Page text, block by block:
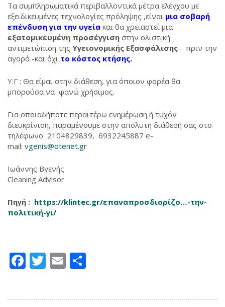
Τα συμπληρωματικά περιβαλλοντικά μέτρα ελέγχου με
εξειδικευμένες τεχνολογίες πρόληψης ,είναι μια σοβαρή
επένδυση για την υγεία και θα χρειαστεί μια
εξατομικευμένη προσέγγιση στην ολιστική
αντιμετώπιση της Υγειονομικής Εξασφάλισης– πριν την
αγορά -και όχι το κόστος κτήσης.
Υ.Γ : Θα είμαι στην διάθεση, για όποιον φορέα θα
μπορούσα να φανώ χρήσιμος.
Για οποιαδήποτε περαιτέρω ενημέρωση ή τυχόν
διευκρίνιση, παραμένουμε στην απόλυτη διάθεσή σας στο
τηλέφωνο 2104829839, 6932245887 e-
mail: vgenis@otenet.gr
Ιωάννης Βγενής
Cleaning Advisor
Πηγή : https://klintec.gr/επαναπροσδιορίζο…-την-
πολιτική-γι/
Facebook
Twitter
Email